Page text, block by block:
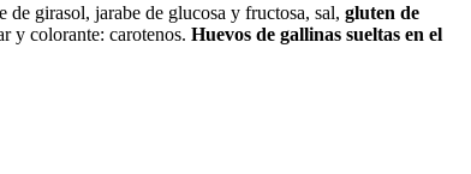
girasol, jarabe de glucosa y fructosa, sal, gluten de
y colorante: carotenos. Huevos de gallinas sueltas en el